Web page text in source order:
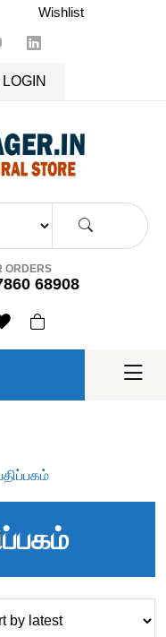
Wishlist
LOGIN
ORDERS
68908